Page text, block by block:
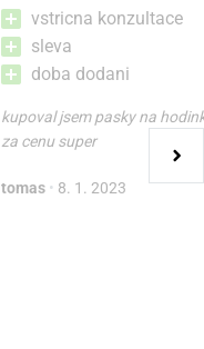
vstricna konzultace
sleva
doba dodani
kupoval jsem pasky na
za cenu super
tomas • 8. 1. 2023